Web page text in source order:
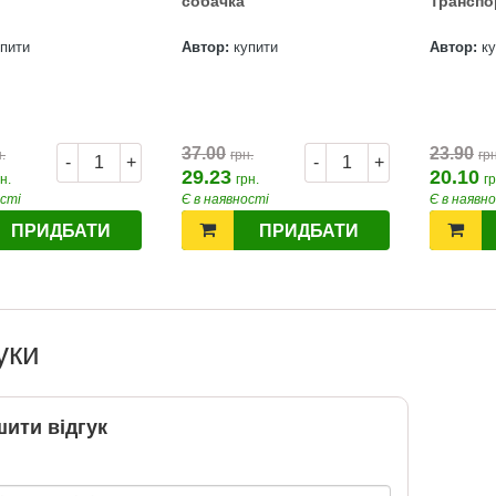
стати
посилку
шансів -
win_bmw
- +
ПРИДБАТИ
Автор: купити
- +
37.00 грн.
29.23 грн.
Є в наявності
ПРИДБАТИ
Автор:
23.90
20.10
Є в
відгук